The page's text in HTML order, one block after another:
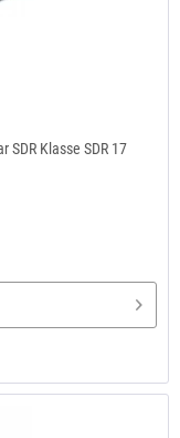
SDR Klasse SDR 17